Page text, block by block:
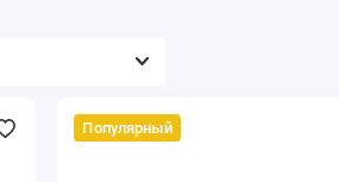
Популярный